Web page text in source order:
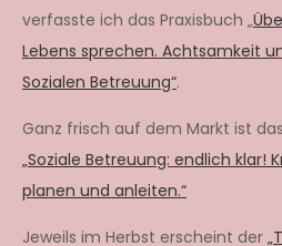
verfasste ich das Praxisbuch „
Lebens sprechen. Achtsamkeit
Sozialen Betreuung“.
Ganz frisch auf dem Markt ist
„Soziale Betreuung: endlich klar!
planen und anleiten.“
Jeweils im Herbst erscheint der